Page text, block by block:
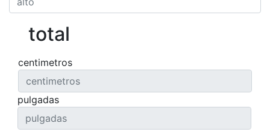
total
centimetros
pulgadas